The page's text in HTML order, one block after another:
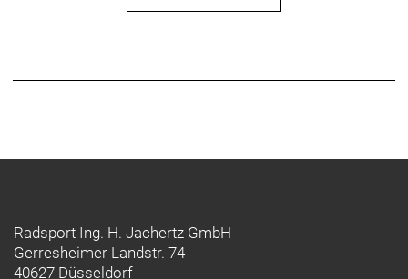
- Thermoplastisches Mundstück des Pop-Top-
das bevorzugte Trinksystem vom Team Lidl-Trek.
Entwickelt für das Madone Gen 8, schneller an
Radsport Ing. H. Jachertz GmbH
Gerresheimer Landstr. 74
40627 Düsseldorf